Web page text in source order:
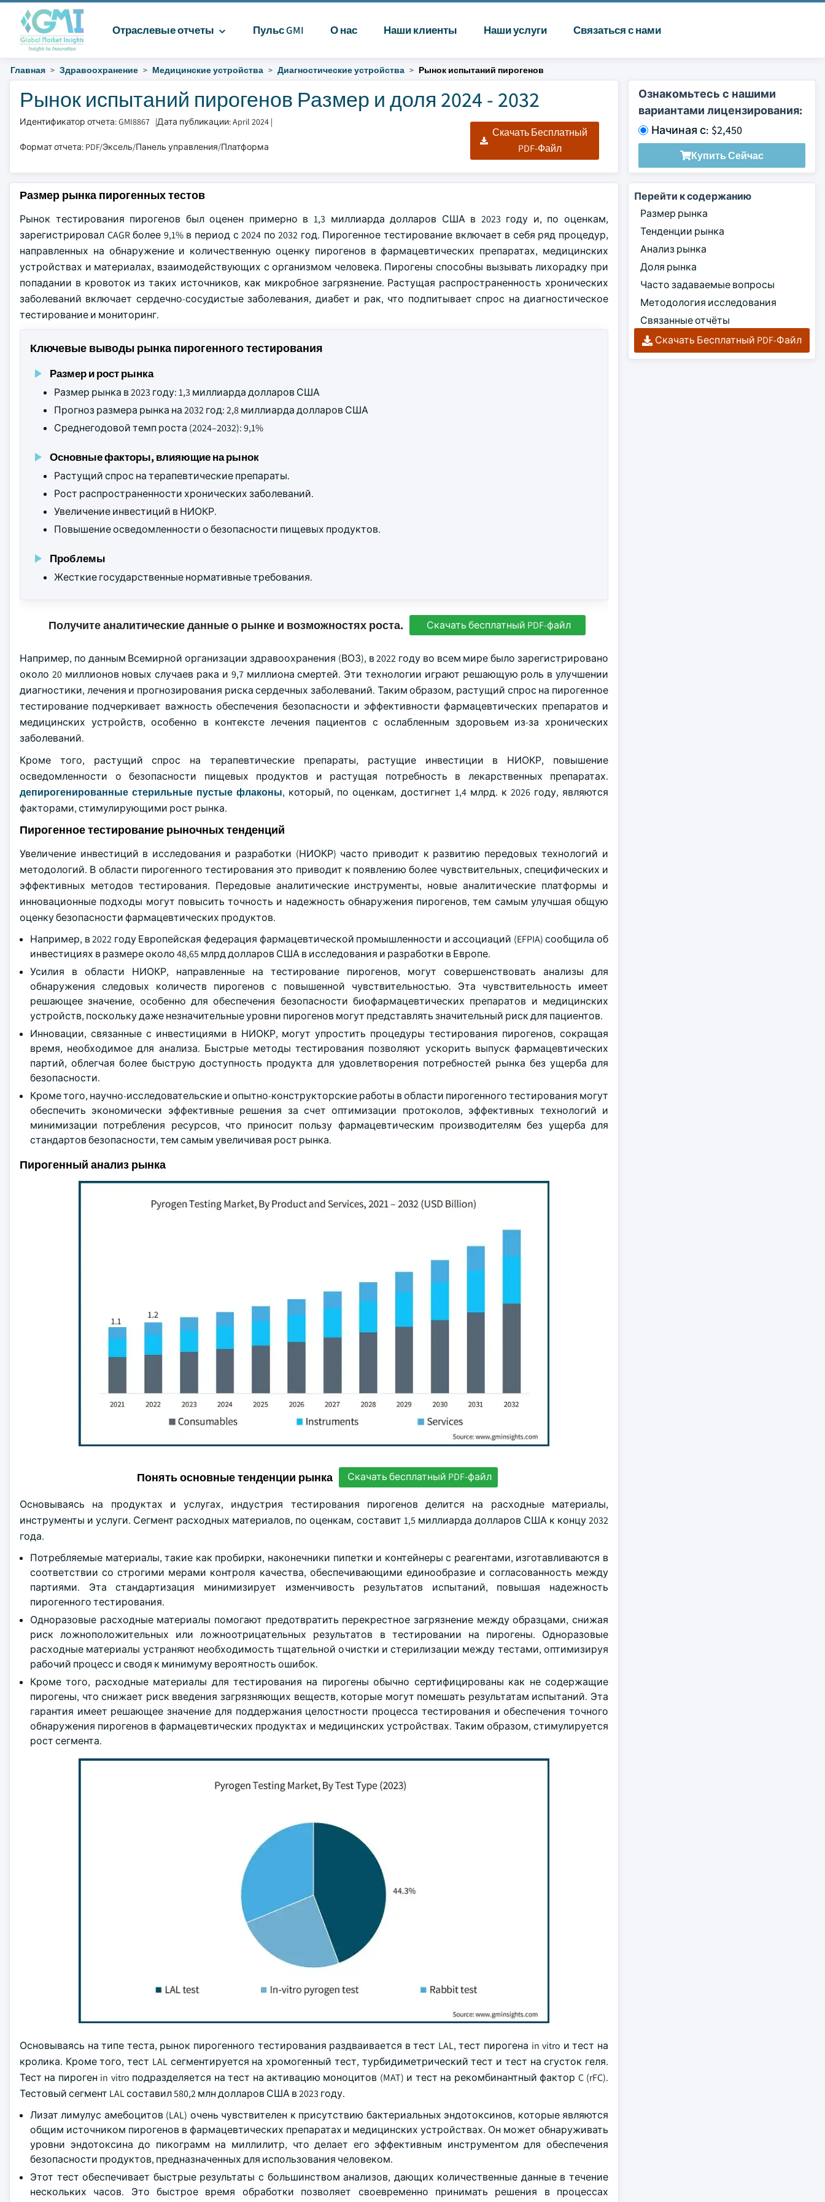
Отраслевые отчеты Пульс GMI О нас Наши клиенты Наши услуги Связаться с нами
Главная Здравоохранение Медицинские устройства Диагностические устройства Рынок испытаний пирогенов
Рынок испытаний пирогенов Размер и доля 2024 - 2032
Идентификатор отчета: GMI8867 |Дата публикации: April 2024 |
Формат отчета: PDF/Эксель/Панель управления/Платформа
Скачать Бесплатный
PDF-Файл
Ознакомьтесь с нашими
вариантами лицензирования:
Начиная с: $2,450
Купить Сейчас
Размер рынка пирогенных тестов
Рынок тестирования пирогенов был оценен примерно в 1,3 миллиарда долларов США в 2023 году и, по оценкам,
зарегистрировал CAGR более 9,1% в период с 2024 по 2032 год. Пирогенное тестирование включает в себя ряд процедур,
направленных на обнаружение и количественную оценку пирогенов в фармацевтических препаратах, медицинских
устройствах и материалах, взаимодействующих с организмом человека. Пирогены способны вызывать лихорадку при
попадании в кровоток из таких источников, как микробное загрязнение. Растущая распространенность хронических
заболеваний включает сердечно-сосудистые заболевания, диабет и рак, что подпитывает спрос на диагностическое
тестирование и мониторинг.
Ключевые выводы рынка пирогенного тестирования
Размер и рост рынка
Размер рынка в 2023 году: 1,3 миллиарда долларов США
Прогноз размера рынка на 2032 год: 2,8 миллиарда долларов США
Среднегодовой темп роста (2024–2032): 9,1%
Основные факторы, влияющие на рынок
Растущий спрос на терапевтические препараты.
Рост распространенности хронических заболеваний.
Увеличение инвестиций в НИОКР.
Повышение осведомленности о безопасности пищевых продуктов.
Проблемы
Жесткие государственные нормативные требования.
Получите аналитические данные о рынке и возможностях роста. Скачать бесплатный PDF-файл
Например, по данным Всемирной организации здравоохранения (ВОЗ), в 2022 году во всем мире было зарегистрировано
около 20 миллионов новых случаев рака и 9,7 миллиона смертей. Эти технологии играют решающую роль в улучшении
диагностики, лечения и прогнозирования риска сердечных заболеваний. Таким образом, растущий спрос на пирогенное
тестирование подчеркивает важность обеспечения безопасности и эффективности фармацевтических препаратов и
медицинских устройств, особенно в контексте лечения пациентов с ослабленным здоровьем из-за хронических
заболеваний.
Кроме того, растущий спрос на терапевтические препараты, растущие инвестиции в НИОКР, повышение
осведомленности о безопасности пищевых продуктов и растущая потребность в лекарственных препаратах.
депирогенированные стерильные пустые флаконы, который, по оценкам, достигнет 1,4 млрд. к 2026 году, являются
факторами, стимулирующими рост рынка.
Пирогенное тестирование рыночных тенденций
Увеличение инвестиций в исследования и разработки (НИОКР) часто приводит к развитию передовых технологий и
методологий. В области пирогенного тестирования это приводит к появлению более чувствительных, специфических и
эффективных методов тестирования. Передовые аналитические инструменты, новые аналитические платформы и
инновационные подходы могут повысить точность и надежность обнаружения пирогенов, тем самым улучшая общую
оценку безопасности фармацевтических продуктов.
Например, в 2022 году Европейская федерация фармацевтической промышленности и ассоциаций (EFPIA) сообщила об
инвестициях в размере около 48,65 млрд долларов США в исследования и разработки в Европе.
Усилия в области НИОКР, направленные на тестирование пирогенов, могут совершенствовать анализы для
обнаружения следовых количеств пирогенов с повышенной чувствительностью. Эта чувствительность имеет
решающее значение, особенно для обеспечения безопасности биофармацевтических препаратов и медицинских
устройств, поскольку даже незначительные уровни пирогенов могут представлять значительный риск для пациентов.
Инновации, связанные с инвестициями в НИОКР, могут упростить процедуры тестирования пирогенов, сокращая
время, необходимое для анализа. Быстрые методы тестирования позволяют ускорить выпуск фармацевтических
партий, облегчая более быструю доступность продукта для удовлетворения потребностей рынка без ущерба для
безопасности.
Кроме того, научно-исследовательские и опытно-конструкторские работы в области пирогенного тестирования могут
обеспечить экономически эффективные решения за счет оптимизации протоколов, эффективных технологий и
минимизации потребления ресурсов, что приносит пользу фармацевтическим производителям без ущерба для
стандартов безопасности, тем самым увеличивая рост рынка.
Пирогенный анализ рынка
Понять основные тенденции рынка Скачать бесплатный PDF-файл
Основываясь на продуктах и услугах, индустрия тестирования пирогенов делится на расходные материалы,
инструменты и услуги. Сегмент расходных материалов, по оценкам, составит 1,5 миллиарда долларов США к концу 2032
года.
Потребляемые материалы, такие как пробирки, наконечники пипетки и контейнеры с реагентами, изготавливаются в
соответствии со строгими мерами контроля качества, обеспечивающими единообразие и согласованность между
партиями. Эта стандартизация минимизирует изменчивость результатов испытаний, повышая надежность
пирогенного тестирования.
Одноразовые расходные материалы помогают предотвратить перекрестное загрязнение между образцами, снижая
риск ложноположительных или ложноотрицательных результатов в тестировании на пирогены. Одноразовые
расходные материалы устраняют необходимость тщательной очистки и стерилизации между тестами, оптимизируя
рабочий процесс и сводя к минимуму вероятность ошибок.
Кроме того, расходные материалы для тестирования на пирогены обычно сертифицированы как не содержащие
пирогены, что снижает риск введения загрязняющих веществ, которые могут помешать результатам испытаний. Эта
гарантия имеет решающее значение для поддержания целостности процесса тестирования и обеспечения точного
обнаружения пирогенов в фармацевтических продуктах и медицинских устройствах. Таким образом, стимулируется
рост сегмента.
Основываясь на типе теста, рынок пирогенного тестирования раздваивается в тест LAL, тест пирогена in vitro и тест на
кролика. Кроме того, тест LAL сегментируется на хромогенный тест, турбидиметрический тест и тест на сгусток геля.
Тест на пироген in vitro подразделяется на тест на активацию моноцитов (MAT) и тест на рекомбинантный фактор C (rFC).
Тестовый сегмент LAL составил 580,2 млн долларов США в 2023 году.
Лизат лимулус амебоцитов (LAL) очень чувствителен к присутствию бактериальных эндотоксинов, которые являются
общим источником пирогенов в фармацевтических препаратах и медицинских устройствах. Он может обнаруживать
уровни эндотоксина до пикограмм на миллилитр, что делает его эффективным инструментом для обеспечения
безопасности продуктов, предназначенных для использования человеком.
Этот тест обеспечивает быстрые результаты с большинством анализов, дающих количественные данные в течение
нескольких часов. Это быстрое время обработки позволяет своевременно принимать решения в процессах
Перейти к содержанию
Размер рынка
Тенденции рынка
Анализ рынка
Доля рынка
Часто задаваемые вопросы
Методология исследования
Связанные отчёты
Скачать Бесплатный PDF-Файл